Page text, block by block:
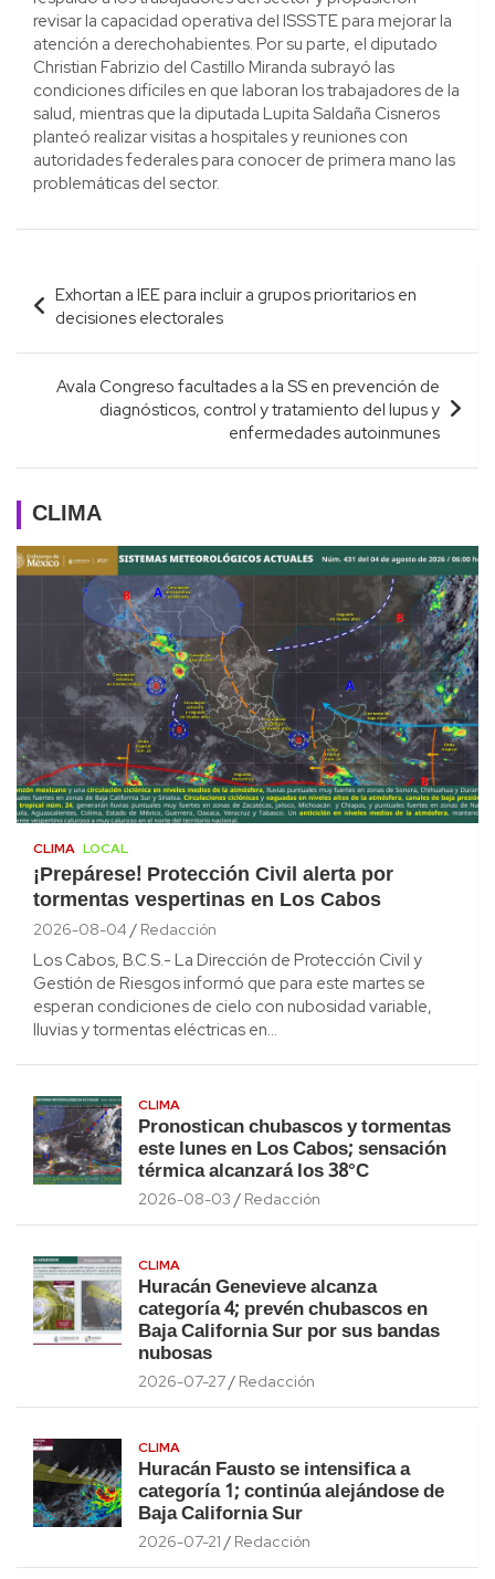
revisar la capacidad operativa del ISSSTE para mejorar la
atención a derechohabientes. Por su parte, el diputado
Christian Fabrizio del Castillo Miranda subrayó las
condiciones difíciles en que laboran los trabajadores de la
salud, mientras que la diputada Lupita Saldaña Cisneros
planteó realizar visitas a hospitales y reuniones con
autoridades federales para conocer de primera mano las
problemáticas del sector.
Navegación
de
entradas
Exhortan a IEE para incluir a grupos prioritarios en
decisiones electorales
Avala Congreso facultades a la SS en prevención de
diagnósticos, control y tratamiento del lupus y
enfermedades autoinmunes
CLIMA
CLIMA LOCAL
¡Prepárese! Protección Civil alerta por
tormentas vespertinas en Los Cabos
2026-08-04 Redacción
Los Cabos, B.C.S.- La Dirección de Protección Civil y
Gestión de Riesgos informó que para este martes se
esperan condiciones de cielo con nubosidad variable,
lluvias y tormentas eléctricas en…
CLIMA
Pronostican chubascos y tormentas
este lunes en Los Cabos; sensación
térmica alcanzará los 38°C
2026-08-03 Redacción
CLIMA
Huracán Genevieve alcanza
categoría 4; prevén chubascos en
Baja California Sur por sus bandas
nubosas
2026-07-27 Redacción
CLIMA
Huracán Fausto se intensifica a
categoría 1; continúa alejándose de
Baja California Sur
2026-07-21 Redacción